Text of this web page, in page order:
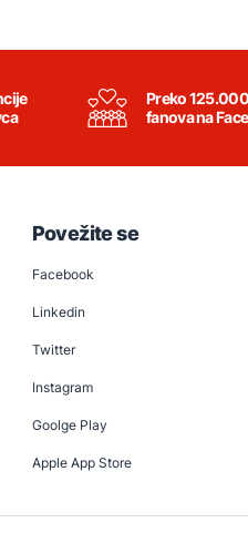
Preko 125.000
fanova na
Povežite se
Facebook
Linkedin
Twitter
Instagram
Goolge Play
Apple App Store